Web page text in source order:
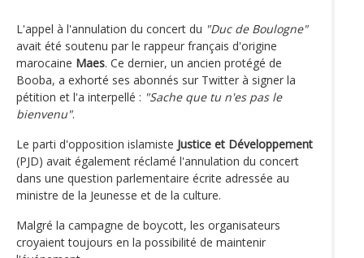
L'appel à l'annulation du concert du "Duc de Boulogne"
avait été soutenu par le rappeur français d'origine
marocaine Maes. Ce dernier, un ancien protégé de
Booba, a exhorté ses abonnés sur Twitter à signer la
pétition et l'a interpellé : "Sache que tu n'es pas le
bienvenu".
Le parti d'opposition islamiste Justice et Développement
(PJD) avait également réclamé l'annulation du concert
dans une question parlementaire écrite adressée au
ministre de la Jeunesse et de la culture.
Malgré la campagne de boycott, les organisateurs
croyaient toujours en la possibilité de maintenir